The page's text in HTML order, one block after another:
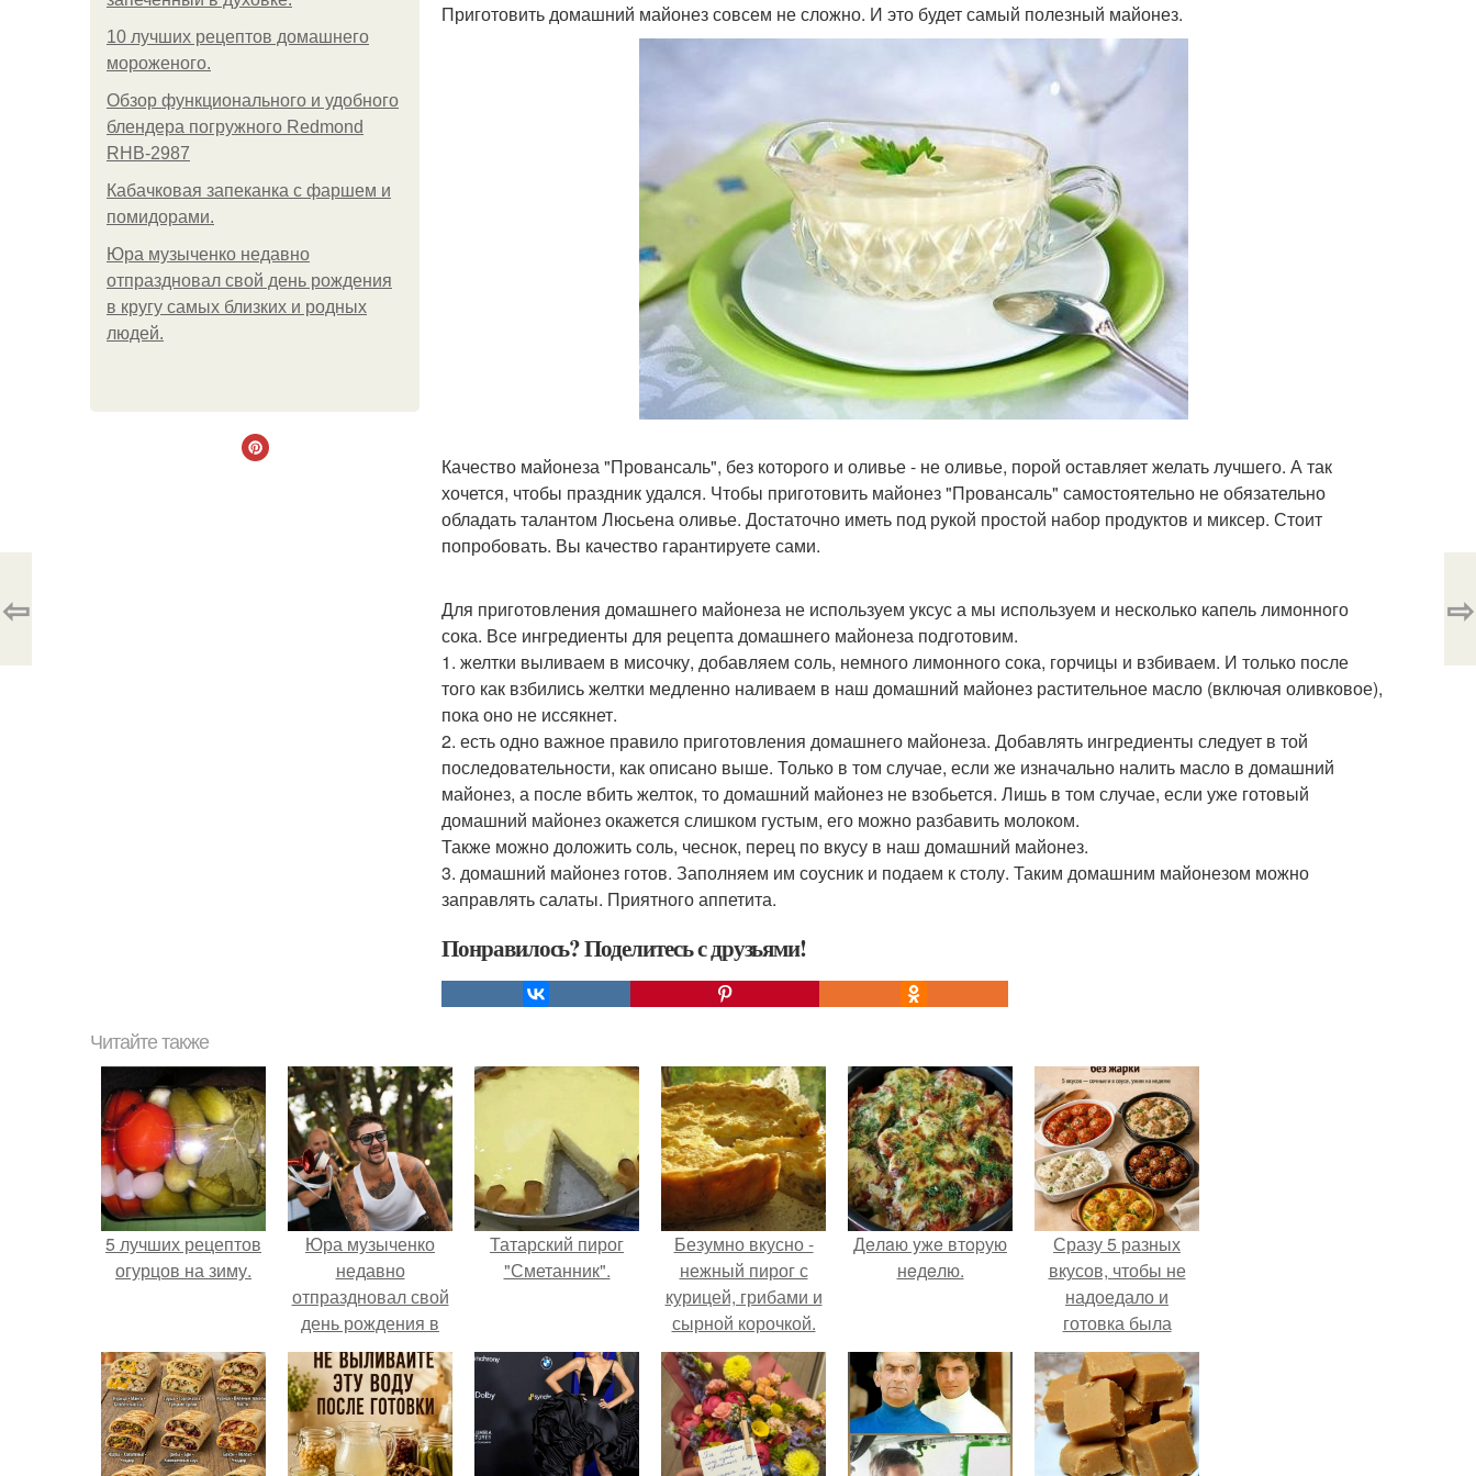
10 лучших рецептов домашнего
мороженого.
Обзор функционального и удобного
блендера погружного Redmond
RHB-2987
Кабачковая запеканка с фаршем и
помидорами.
Юра музыченко недавно
отпраздновал свой день рождения
в кругу самых близких и родных
людей.
Приготовить домашний майонез совсем не сложно. И это будет самый полезный майонез.
Качество майонеза "Провансаль", без которого и оливье - не оливье, порой оставляет желать лучшего. А так
хочется, чтобы праздник удался. Чтобы приготовить майонез "Провансаль" самостоятельно не обязательно
обладать талантом Люсьена оливье. Достаточно иметь под рукой простой набор продуктов и миксер. Стоит
попробовать. Вы качество гарантируете сами.
Для приготовления домашнего майонеза не используем уксус а мы используем и несколько капель лимонного
сока. Все ингредиенты для рецепта домашнего майонеза подготовим.
1. желтки выливаем в мисочку, добавляем соль, немного лимонного сока, горчицы и взбиваем. И только после
того как взбились желтки медленно наливаем в наш домашний майонез растительное масло (включая оливковое),
пока оно не иссякнет.
2. есть одно важное правило приготовления домашнего майонеза. Добавлять ингредиенты следует в той
последовательности, как описано выше. Только в том случае, если же изначально налить масло в домашний
майонез, а после вбить желток, то домашний майонез не взобьется. Лишь в том случае, если уже готовый
домашний майонез окажется слишком густым, его можно разбавить молоком.
Также можно доложить соль, чеснок, перец по вкусу в наш домашний майонез.
3. домашний майонез готов. Заполняем им соусник и подаем к столу. Таким домашним майонезом можно
заправлять салаты. Приятного аппетита.
Понравилось? Поделитесь с друзьями!
⇦ ⇨
Читайте также
5 лучших рецептов
огурцов на зиму.
Юра музыченко
недавно
отпраздновал свой
день рождения в
кругу самых
близких и родных
людей.
Татарский пирог
"Сметанник".
Безумно вкусно -
нежный пирог с
курицей, грибами и
сырной корочкой.
Дeлaю yжe втopую
нeдeлю.
Сразу 5 разных
вкусов, чтобы не
надоедало и
готовка была
проще.